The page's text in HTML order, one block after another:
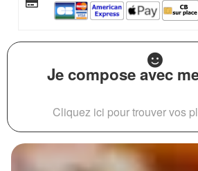
Je compose avec
Cliquez ici pour trouver vos